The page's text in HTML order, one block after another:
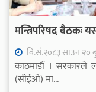
मन्त्रिपरिषद बैठकः
वि.सं.२०८३ साउन २०
काठमाडौं । सरकारले
(सीईओ) मा...